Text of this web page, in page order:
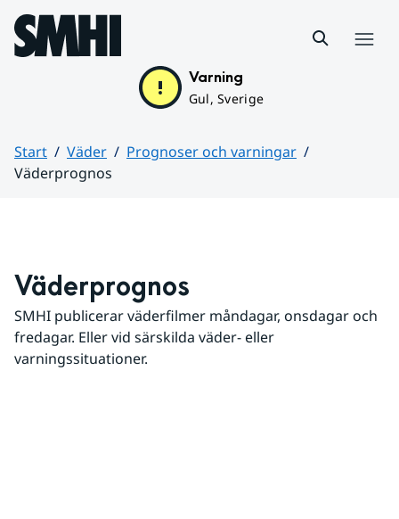
Hoppa till sidans innehåll
Varning
Gul, Sverige
Start Väder
Prognoser och varningar
Väderprognos
Väderprognos
SMHI publicerar väderfilmer måndagar, onsdagar och
fredagar. Eller vid särskilda väder- eller
varningssituationer.